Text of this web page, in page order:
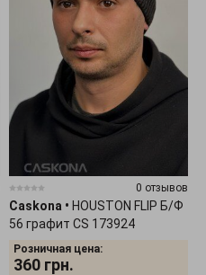
0 отзывов
Caskona • HOUSTON FLIP Б/Ф
56 графит CS 173924
Розничная цена:
360 грн.